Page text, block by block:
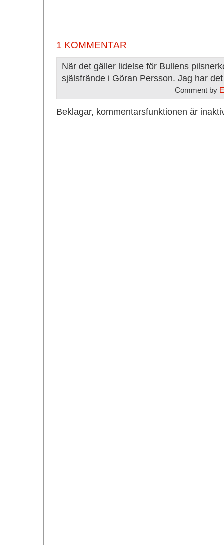
1 KOMMENTAR
När det gäller lidelse för Bullens
själsfrände i Göran Persson. Jag har
Comment by
Beklagar, kommentarsfunktionen är